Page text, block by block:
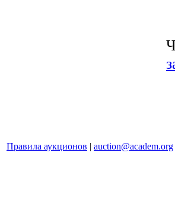
Правила аукционов | auction@academ.org